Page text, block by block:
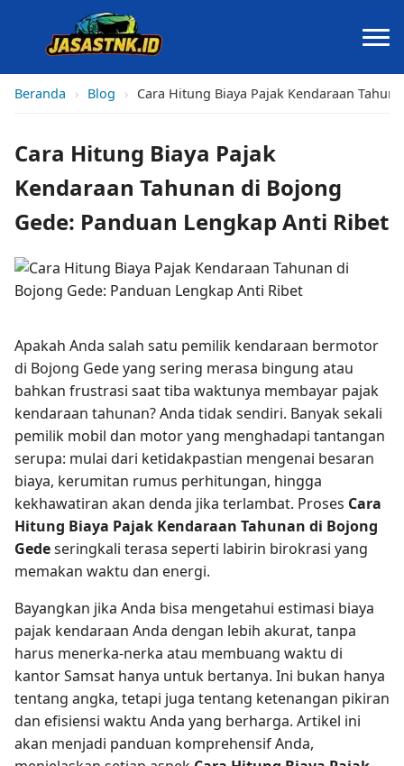
Beranda › Blog › Cara Hitung Biaya Pajak Kendaraan
Cara Hitung Biaya Pajak
Kendaraan Tahunan di Bojong
Gede: Panduan Lengkap Anti Ribet
Apakah Anda salah satu pemilik kendaraan bermotor
di Bojong Gede yang sering merasa bingung atau
bahkan frustrasi saat tiba waktunya membayar pajak
kendaraan tahunan? Anda tidak sendiri. Banyak sekali
pemilik mobil dan motor yang menghadapi tantangan
serupa: mulai dari ketidakpastian mengenai besaran
biaya, kerumitan rumus perhitungan, hingga
kekhawatiran akan denda jika terlambat. Proses Cara
Hitung Biaya Pajak Kendaraan Tahunan di Bojong
Gedeseringkali terasa seperti labirin birokrasi yang
memakan waktu dan energi.
Bayangkan jika Anda bisa mengetahui estimasi biaya
pajak kendaraan Anda dengan lebih akurat, tanpa
harus menerka-nerka atau membuang waktu di
kantor Samsat hanya untuk bertanya. Ini bukan hanya
tentang angka, tetapi juga tentang ketenangan pikiran
dan efisiensi waktu Anda yang berharga. Artikel ini
akan menjadi panduan komprehensif Anda,